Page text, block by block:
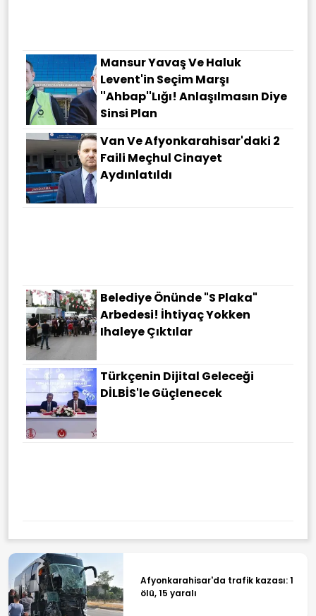
Mansur Yavaş Ve Haluk
Levent'in Seçim Marşı
''Ahbap''lığı! Anlaşılmasın Diye
Sinsi Plan
Van Ve Afyonkarahisar'daki 2
Faili Meçhul Cinayet
Aydınlatıldı
Belediye Önünde "S Plaka"
Arbedesi! İhtiyaç Yokken
Ihaleye Çıktılar
Türkçenin Dijital Geleceği
DİLBİS'le Güçlenecek
Afyonkarahisar'da trafik kazası: 1
ölü, 15 yaralı